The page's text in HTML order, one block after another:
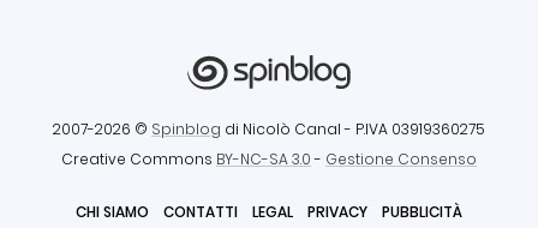
2007-2026 © Spinblog di Nicolò Canal - P.IVA 03919360275
Creative Commons BY-NC-SA 3.0- Gestione Consenso
CHI SIAMO CONTATTI LEGAL PRIVACY PUBBLICITÀ